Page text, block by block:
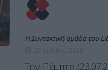
Η Συντακτική ομάδα του
Την Πέμπτη